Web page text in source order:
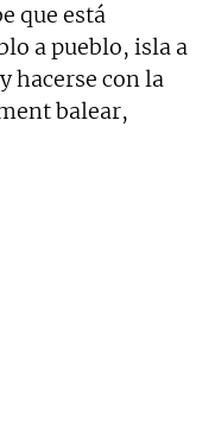
que está
a pueblo, isla a
hacerse con la
balear,